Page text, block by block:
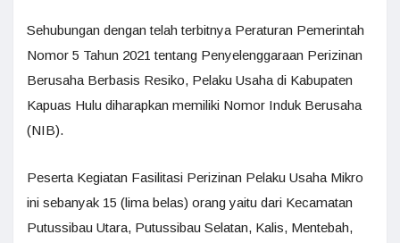
Sehubungan dengan telah terbitnya Peraturan Pemerintah
Nomor 5 Tahun 2021 tentang Penyelenggaraan Perizinan
Berusaha Berbasis Resiko, Pelaku Usaha di Kabupaten
Kapuas Hulu diharapkan memiliki Nomor Induk Berusaha
(NIB).
Peserta Kegiatan Fasilitasi Perizinan Pelaku Usaha Mikro
ini sebanyak 15 (lima belas) orang yaitu dari Kecamatan
Putussibau Utara, Putussibau Selatan, Kalis, Mentebah,